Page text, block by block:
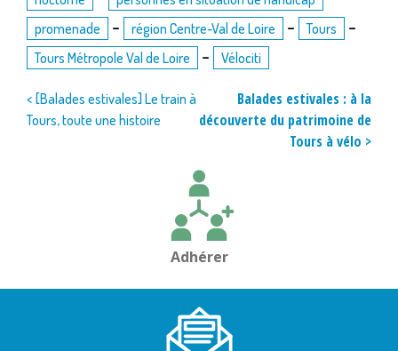
promenade - région Centre-Val de Loire - Tours -
Tours Métropole Val de Loire - Vélociti
Navigation
de
< [Balades estivales] Le train à
Tours, toute une histoire
Balades estivales : à la
découverte du patrimoine de
Tours à vélo >
Adhérer